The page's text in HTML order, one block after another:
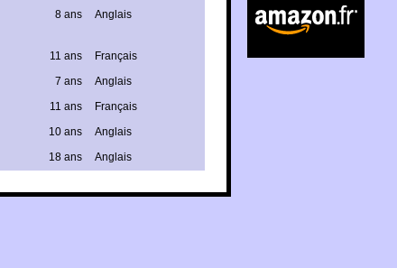
8 ans Anglais
11 ans
Français
7 ans
Anglais
11 ans
Français
10 ans
Anglais
18 ans Anglais